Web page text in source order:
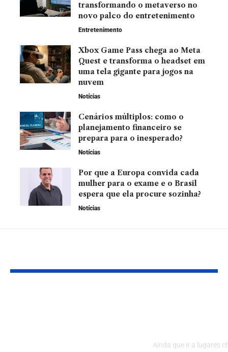
transformando o metaverso no
novo palco do entretenimento
Entretenimento
Xbox Game Pass chega ao Meta
Quest e transforma o headset em
uma tela gigante para jogos na
nuvem
Notícias
Cenários múltiplos: como o
planejamento financeiro se
prepara para o inesperado?
Notícias
Por que a Europa convida cada
mulher para o exame e o Brasil
espera que ela procure sozinha?
Notícias
Ainda que ir a lugares